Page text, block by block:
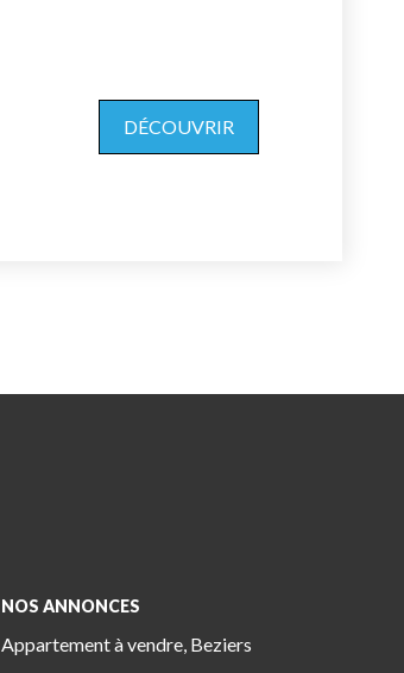
DÉCOUVRIR
NOS ANNONCES
Appartement à vendre, Beziers